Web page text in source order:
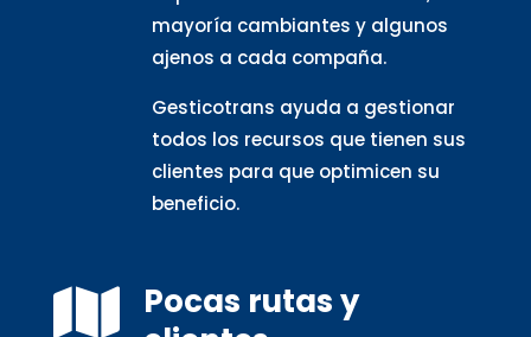
mayoría cambiantes y algunos
ajenos a cada compaña.
Gesticotrans ayuda a gestionar
todos los recursos que tienen sus
clientes para que optimicen su
beneficio.

Pocas rutas y